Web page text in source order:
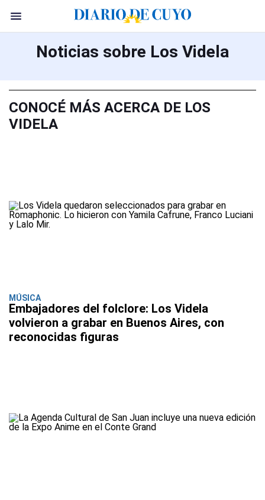
Noticias sobre Los Videla
CONOCÉ MÁS ACERCA DE LOS
VIDELA
MÚSICA
Embajadores del folclore: Los Videla
volvieron a grabar en Buenos Aires, con
reconocidas figuras